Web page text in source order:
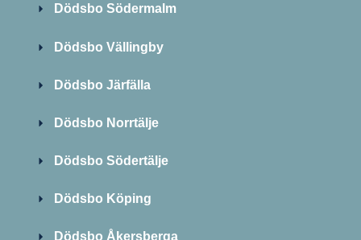
Dödsbo Södermalm
Dödsbo Vällingby
Dödsbo Järfälla
Dödsbo Norrtälje
Dödsbo Södertälje
Dödsbo Köping
Dödsbo Åkersberga